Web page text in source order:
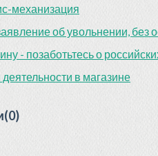
механизация
об увольнении, без
- позаботьтесь о
в магазине